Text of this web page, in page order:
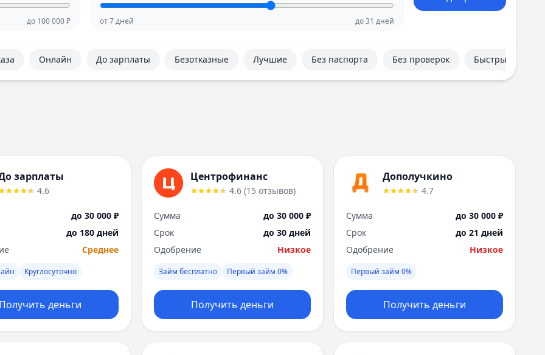
Ижевск
Иркутск
Красноярск
Липецк
Магнитогорск
Набережные Челны
Нижний Новгород
Новокузнецк
до 100 000₽ от7дней до31 дней
Онлайн До зарплаты Безотказные Лучшие Без паспорта Без проверок Быстрые
зарплаты
4.6
до 30 000 ₽
до 180 дней
Среднее
Круглосуточно
деньги
Центрофинанс
4.6 (15 отзывов)
Сумма
до 30 000 ₽
Срок
до 30 дней
Одобрение
Низкое
Займ бесплатно Первый займ 0%
Получить деньги
Дополучкино
4.7
Сумма
до 30 000 ₽
Срок
до 21 дней
Одобрение
Низкое
Первый займ 0%
Получить деньги